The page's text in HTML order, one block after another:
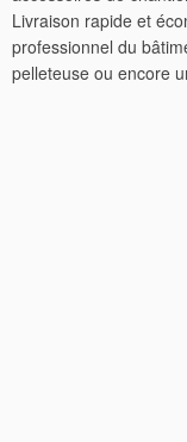
Livraison rapide et
professionnel du
pelleteuse ou encore